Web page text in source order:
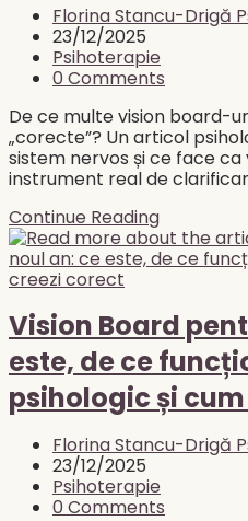
Post
author:
Florina Stancu-Drigă
Post
published:
23/12/2025
Post
category:
Psihoterapie
Post
0 Comments
De ce multe vision board-
„corecte”? Un articol
sistem nervos și ce face
instrument real de
Continue ReadingDe
ce
toată
Vision
Board-
uri
în
ianuarie,
dar
puține
cu
adevărat?
Vision Board
este, de ce
psihologic și
Post
author:
Florina Stancu-Drigă
Post
published:
23/12/2025
Post
category:
Psihoterapie
Post
0 Comments